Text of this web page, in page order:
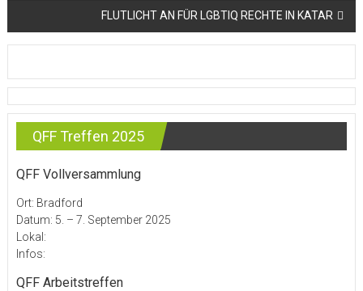
FLUTLICHT AN FÜR LGBTIQ RECHTE IN KATAR
QFF Treffen 2025
QFF Vollversammlung
Ort: Bradford
Datum: 5. – 7. September 2025
Lokal:
Infos:
QFF Arbeitstreffen